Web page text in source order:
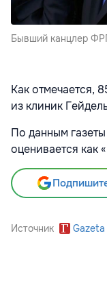
Бывший канцлер
Как отмечается,
из клиник
По данным
оценивается как
Источник Gazeta